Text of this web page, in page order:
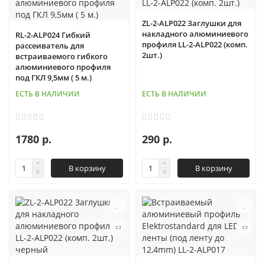
RL-2-ALP024 Гибкий
рассеиватель для
встраиваемого гибкого
алюминиевого профиля
под ГКЛ 9,5мм ( 5 м.)
ЕСТЬ В НАЛИЧИИ
1780 р.
В корзину
ZL-2-ALP022 Заглушки для
накладного алюминиевого
профиля LL-2-ALP022 (комп.
2шт.)
ЕСТЬ В НАЛИЧИИ
290 р.
В корзину